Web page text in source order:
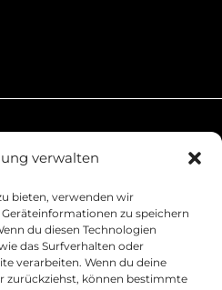
verwalten
bieten, verwenden wir
zu speichern
du diesen Technologien
das Surfverhalten oder
verarbeiten. Wenn du deine
können bestimmte
Fotografie zwischen
Lebensraum.